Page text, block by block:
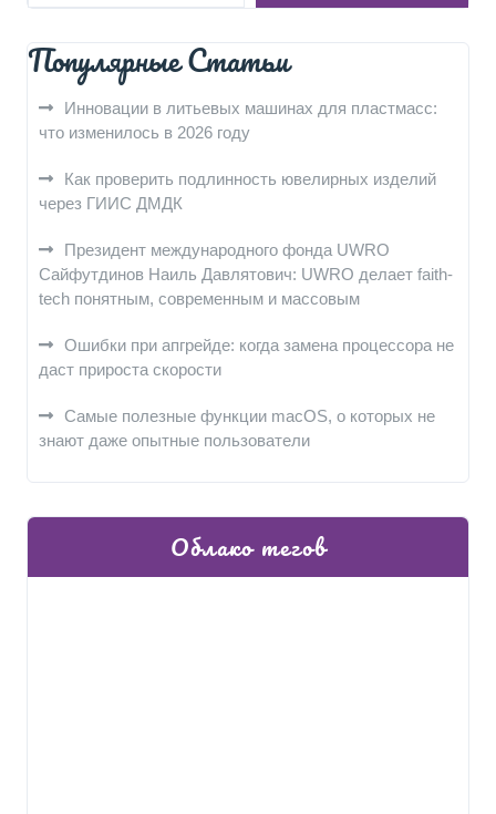
Популярные Статьи
Инновации в литьевых машинах для пластмасс:
что изменилось в 2026 году
Как проверить подлинность ювелирных изделий
через ГИИС ДМДК
Президент международного фонда UWRO
Сайфутдинов Наиль Давлятович: UWRO делает faith-
tech понятным, современным и массовым
Ошибки при апгрейде: когда замена процессора не
даст прироста скорости
Самые полезные функции macOS, о которых не
знают даже опытные пользователи
Облако тегов